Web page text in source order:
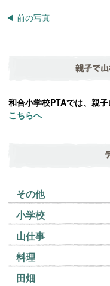
◀︎ 前の写真
親子で
和合小学校PTAでは、親
こちらへ
その他
小学校
山仕事
料理
田畑